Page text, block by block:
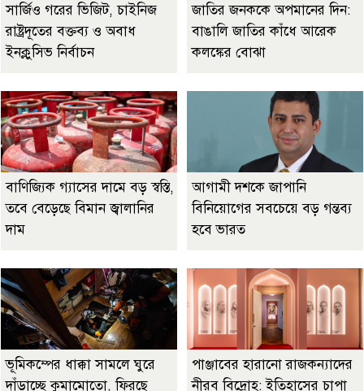
সার্জিও গরের ভিজিট, চাইনিজ
রাষ্ট্রদূতের বক্তব্য ও অবাধ
ইনক্লুসিভ নির্বাচন
জাতির জনককে অপমানের দিন:
বাঙালি জাতির কাঁধে আরেক
কলঙ্কের বোঝা
বাণিজ্যিক গ্যাসের দামে বড় স্বস্তি,
তবে বেড়েছে বিমান জ্বালানির
দাম
আগামী দশকে জাপানি
বিনিয়োগের সবচেয়ে বড় গন্তব্য
হবে ভারত
ভূমিকম্পের ধাক্কা সামলে ঘুরে
দাঁড়াচ্ছে কুমামোতো, ফিরছে
পাঞ্জাবের হারানো রাজকন্যাদের
নীরব বিদ্রোহ: ইতিহাসের চাপা